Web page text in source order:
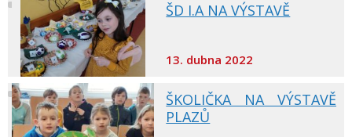
ŠD I.A NA VÝSTAVĚ
13. dubna 2022
ŠKOLIČKA NA VÝSTAVĚ
PLAZŮ